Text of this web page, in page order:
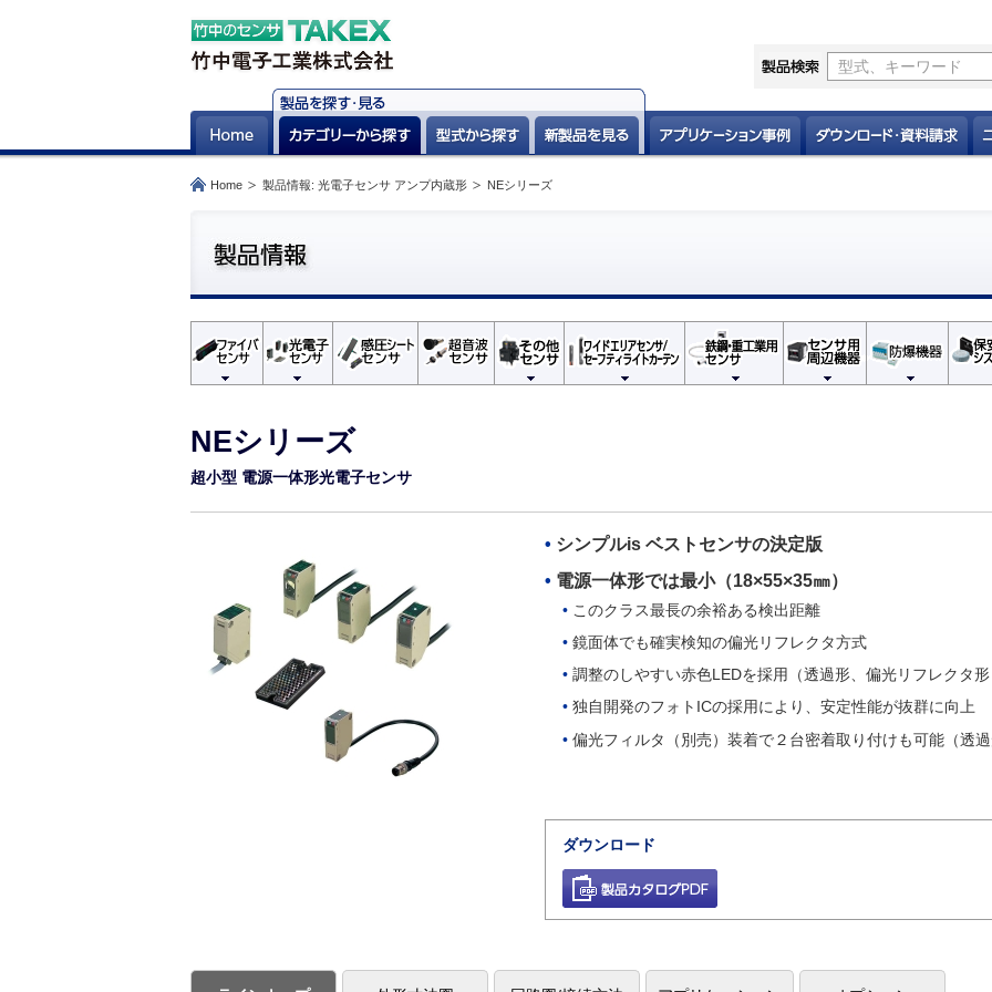
Home 製品情報: 光電子センサ アンプ内蔵形 NEシリーズ
NEシリーズ
超小型 電源一体形光電子センサ
シンプルis ベストセンサの決定版
電源一体形では最小（18×55×35㎜）
このクラス最長の余裕ある検出距離
鏡面体でも確実検知の偏光リフレクタ方式
調整のしやすい赤色LEDを採用（透過形、偏光リフレクタ
独自開発のフォトICの採用により、安定性能が抜群に向上
偏光フィルタ（別売）装着で２台密着取り付けも可能（透
ダウンロード